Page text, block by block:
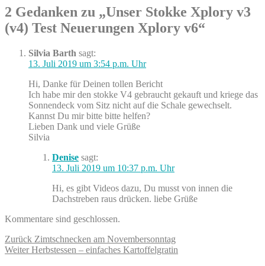
2 Gedanken zu „Unser Stokke Xplory v3
(v4) Test Neuerungen Xplory v6“
Silvia Barth sagt:
13. Juli 2019 um 3:54 p.m. Uhr
Hi, Danke für Deinen tollen Bericht
Ich habe mir den stokke V4 gebraucht gekauft und kriege das
Sonnendeck vom Sitz nicht auf die Schale gewechselt.
Kannst Du mir bitte bitte helfen?
Lieben Dank und viele Grüße
Silvia
Denise sagt:
13. Juli 2019 um 10:37 p.m. Uhr
Hi, es gibt Videos dazu, Du musst von innen die
Dachstreben raus drücken. liebe Grüße
Kommentare sind geschlossen.
Beitragsnavigation
Zurück Vorheriger
Beitrag:
Zimtschnecken am Novembersonntag
Weiter Nächster
Herbstessen – einfaches Kartoffelgratin